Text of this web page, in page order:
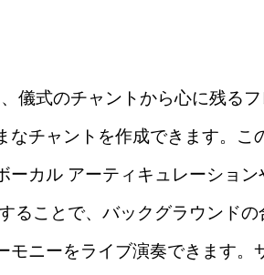
儀式のチャントから心に残る
なチャントを作成できます。こ
カル アーティキュレーション
ることで、バックグラウンドの
ニーをライブ演奏できます。